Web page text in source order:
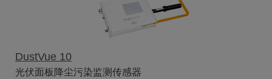
DustVue 10
光伏面板降尘污染监测传感器